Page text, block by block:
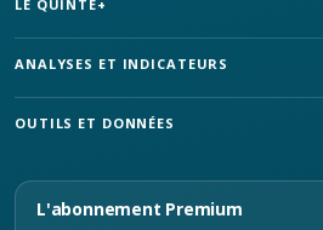
LE QUINTÉ+
ANALYSES ET INDICATEURS
OUTILS ET DONNÉES
L'abonnement Premium